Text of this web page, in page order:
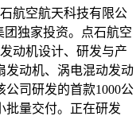
航空航天科技有限公
独家投资。点石航空
动机设计、研发与产
发动机、涡电混动发动
公司研发的首款1000公
批量交付。正在研发